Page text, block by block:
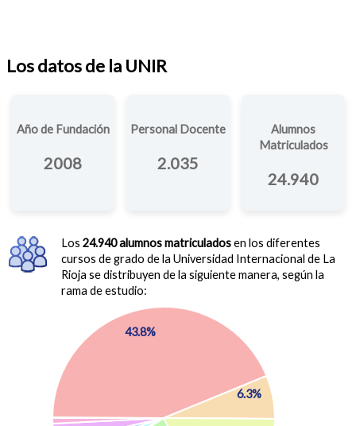
Los datos de la UNIR
Año de Fundación
2008
Personal Docente
2.035
Alumnos
Matriculados
24.940
Los 24.940 alumnos matriculadosen los diferentes
cursos de grado de la Universidad Internacional de La
Rioja se distribuyen de la siguiente manera, según la
rama de estudio:
43.8%
6.3%